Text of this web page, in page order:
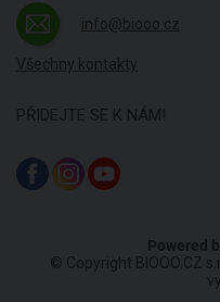
info@biooo.cz
Všechny kontakty
PŘIDEJTE SE K NÁM!
Powered
© Copyright BIOOO.CZ